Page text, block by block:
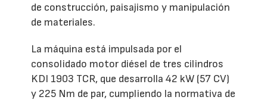
de construcción, paisajismo y manipulación
de materiales.
La máquina está impulsada por el
consolidado motor diésel de tres cilindros
KDI 1903 TCR, que desarrolla 42 kW (57 CV)
y 225 Nm de par, cumpliendo la normativa de